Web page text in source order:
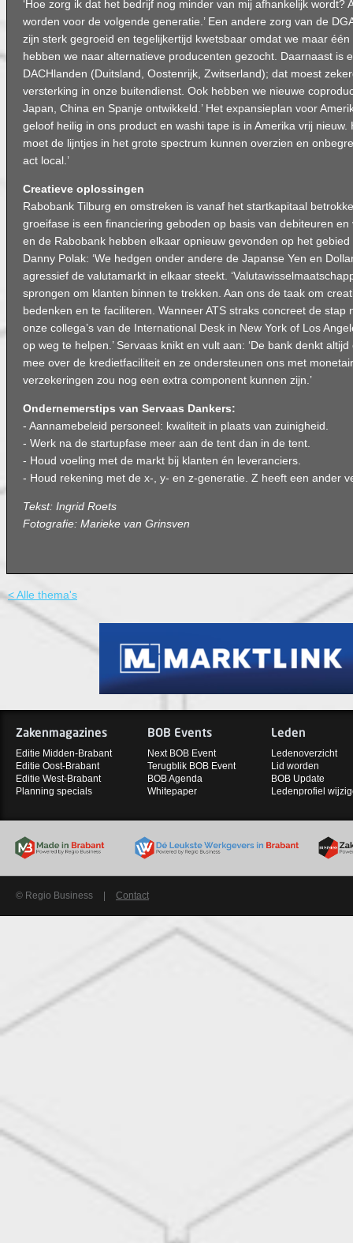
‘Hoe zorg ik dat het bedrijf nog minder van mij afhankelijk wordt?
worden voor de volgende generatie.’ Een andere zorg van de
zijn sterk gegroeid en tegelijkertijd kwetsbaar omdat we maar
hebben we naar alternatieve producenten gezocht. Daarnaast is
DACHlanden (Duitsland, Oostenrijk, Zwitserland); dat moest
versterking in onze buitendienst. Ook hebben we nieuwe
Japan, China en Spanje ontwikkeld.’ Het expansieplan voor
geloof heilig in ons product en washi tape is in Amerika vrij nieuw.
moet de lijntjes in het grote spectrum kunnen overzien en
act local.’
Creatieve oplossingen
Rabobank Tilburg en omstreken is vanaf het startkapitaal
groeifase is een financiering geboden op basis van debiteuren
en de Rabobank hebben elkaar opnieuw gevonden op het
Danny Polak: ‘We hedgen onder andere de Japanse Yen en
agressief de valutamarkt in elkaar steekt.
sprongen om klanten binnen te trekken. Aan ons de taak om
bedenken en te faciliteren. Wanneer ATS straks concreet de stap
onze collega’s van de International Desk in New York of Los
op weg te helpen.’ Servaas knikt en vult aan: ‘De bank denkt
mee over de kredietfaciliteit en ze ondersteunen ons met
verzekeringen zou nog een extra component kunnen zijn.’
Ondernemerstips van Servaas Dankers:
- Aannamebeleid personeel: kwaliteit in plaats van zuinigheid.
- Werk na de startupfase meer aan de tent dan in de tent.
- Houd voeling met de markt bij klanten én leveranciers.
- Houd rekening met de x-, y- en z-generatie. Z heeft een ander
Tekst: Ingrid Roets
Fotografie: Marieke van Grinsven
< Alle thema's
Zakenmagazines
Editie Midden-Brabant
Editie Oost-Brabant
Editie West-Brabant
Planning specials
BOB Events
Next BOB Event
Terugblik BOB Event
BOB Agenda
Whitepaper
Leden
Ledenoverzicht
Lid worden
BOB Update
Ledenprofiel
© Regio Business Contact